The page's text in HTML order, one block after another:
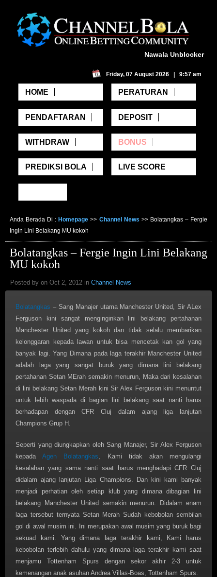
Nawala Unblocker
Friday, 07 August 2026 | 9:57 am
HOME PERATURAN
PENDAFTARAN DEPOSIT
WITHDRAW BONUS
PREDIKSI BOLA LIVE SCORE
Anda Berada Di :Homepage >> Channel News >> Bolatangkas – Fergie
Ingin Lini Belakang MU kokoh
Bolatangkas – Fergie Ingin Lini Belakang
MU kokoh
Posted by on Oct 2, 2012 in Channel News
Bolatangkas – Sang Manajer utama Manchester United, Sir ALex
Ferguson kini sangat menginginkan lini belakang pertahanan
Manchester United yang kokoh dan tidak selalu membarikan
kelonggaran kepada lawan untuk bisa mencetak kan gol yang
banyak lagi. Yang Dimana pada laga terakhir Manchester United
adalah laga yang sangat buruk yang dimana lini belakang
pertahanan Setan MErah semakin menurun, Maka dari kesalahan
di lini belakang Setan Merah kini Sir Alex Ferguson kini menuntut
untuk lebih waspada di bagian lini belakang saat nanti harus
berhadapan dengan CFR Cluj dalam ajang liga lanjutan
Champions Grup H.
Seperti yang diungkapkan oleh Sang Manajer, Sir Alex Ferguson
kepadaAgen Bolatangkas , Kami tidak akan mengulangi
kesalahan yang sama nanti saat harus menghadapi CFR Cluj
didalam ajang lanjutan Liga Champions. Dan kini kami banyak
menjadi perhatian oleh setiap klub yang dimana dibagian lini
belakang Manchester United semakin menurun. Didalam enam
laga tersebut ternyata Setan Merah Sudah kebobolan sembilan
gol di awal musim ini. Ini merupakan awal musim yang buruk bagi
sekuad kami. Yang dimana laga terakhir kami, Kami harus
kebobolan terlebih dahulu yang dimana laga terakhir kami saat
menjamu Tottenham Spurs dengan sekor akhir 2-3 untuk
kemenangan anak asuhan Andrea Villas-Boas, Tottenham Spurs.